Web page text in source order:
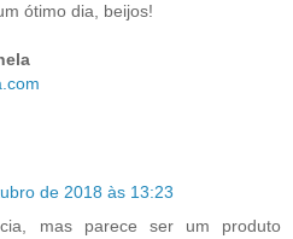
ótimo dia, beijos!
de 2018 às 13:23
mas parece ser um produto